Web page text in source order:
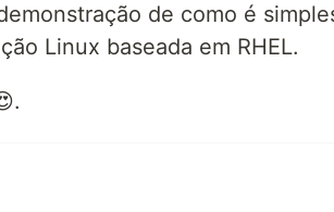
de como é
Linux baseada em RHEL.